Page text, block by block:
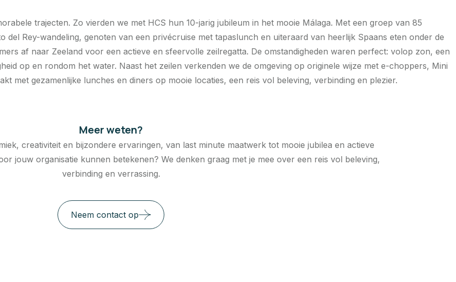
trajecten. Zo vierden we met HCS hun 10-jarig jubileum in het mooie Málaga. Met een groep van 85
del Rey-wandeling, genoten van een privécruise met tapaslunch en uiteraard van heerlijk Spaans eten onder de
af naar Zeeland voor een actieve en sfeervolle zeilregatta. De omstandigheden waren perfect: volop zon, een
op en rondom het water. Naast het zeilen verkenden we de omgeving op originele wijze met e-choppers, Mini
met gezamenlijke lunches en diners op mooie locaties, een reis vol beleving, verbinding en plezier.
Meer weten?
creativiteit en bijzondere ervaringen, van last minute maatwerk tot mooie jubilea en actieve
jouw organisatie kunnen betekenen? We denken graag met je mee over een reis vol beleving,
verbinding en verrassing.
Neem contact op